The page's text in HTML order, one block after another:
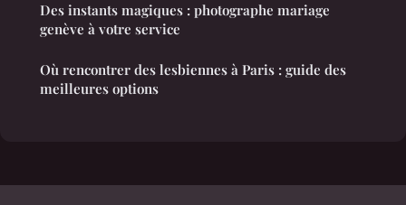
Des instants magiques : photographe mariage
genève à votre service
Où rencontrer des lesbiennes à Paris : guide des
meilleures options